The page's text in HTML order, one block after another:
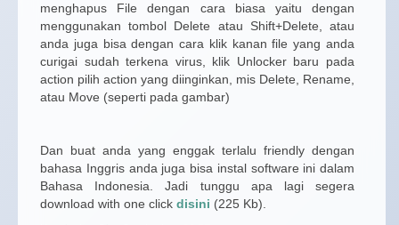
menghapus File dengan cara biasa yaitu dengan
menggunakan tombol Delete atau Shift+Delete, atau
anda juga bisa dengan cara klik kanan file yang anda
curigai sudah terkena virus, klik Unlocker baru pada
action pilih action yang diinginkan, mis Delete, Rename,
atau Move (seperti pada gambar)
Dan buat anda yang enggak terlalu friendly dengan
bahasa Inggris anda juga bisa instal software ini dalam
Bahasa Indonesia. Jadi tunggu apa lagi segera
download with one click disini (225 Kb).